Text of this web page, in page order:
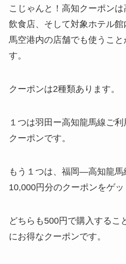
こじゃんと！高知クーポン
飲食店、そして対象ホテル
馬空港内の店舗でも使うこ
す。
クーポンは2種類あります。
１つは羽田ー高知龍馬線ご
クーポンです。
もう１つは、福岡―高知龍馬
10,000円分のクーポンをゲッ
どちらも500円で購入するこ
にお得なクーポンです。